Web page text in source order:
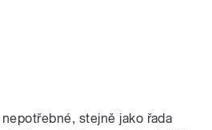
stejně jako řada